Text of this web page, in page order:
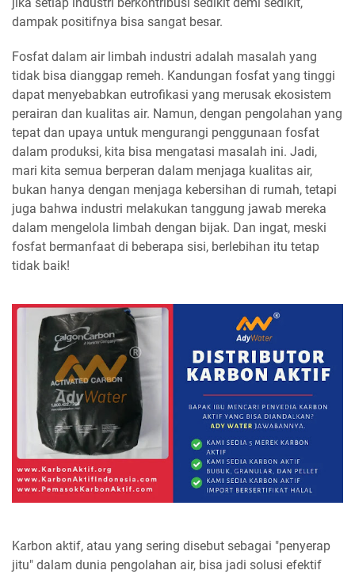
dampak positifnya bisa sangat besar.
Fosfat dalam air limbah industri adalah masalah yang
tidak bisa dianggap remeh. Kandungan fosfat yang tinggi
dapat menyebabkan eutrofikasi yang merusak ekosistem
perairan dan kualitas air. Namun, dengan pengolahan yang
tepat dan upaya untuk mengurangi penggunaan fosfat
dalam produksi, kita bisa mengatasi masalah ini. Jadi,
mari kita semua berperan dalam menjaga kualitas air,
bukan hanya dengan menjaga kebersihan di rumah, tetapi
juga bahwa industri melakukan tanggung jawab mereka
dalam mengelola limbah dengan bijak. Dan ingat, meski
fosfat bermanfaat di beberapa sisi, berlebihan itu tetap
tidak baik!
Karbon aktif, atau yang sering disebut sebagai "penyerap
jitu" dalam dunia pengolahan air, bisa jadi solusi efektif